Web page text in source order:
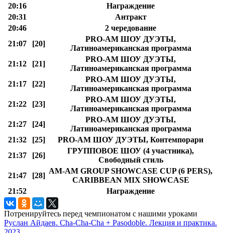
20:16
Награждение
20:31
Антракт
20:46
2 чередование
21:07
[20]
PRO-AM ШОУ ДУЭТЫ,
Латиноамериканская программа
21:12
[21]
PRO-AM ШОУ ДУЭТЫ,
Латиноамериканская программа
21:17
[22]
PRO-AM ШОУ ДУЭТЫ,
Латиноамериканская программа
21:22
[23]
PRO-AM ШОУ ДУЭТЫ,
Латиноамериканская программа
21:27
[24]
PRO-AM ШОУ ДУЭТЫ,
Латиноамериканская программа
21:32
[25]
PRO-AM ШОУ ДУЭТЫ, Контемпорари
21:37
[26]
ГРУППОВОЕ ШОУ (4 участника),
Свободный стиль
21:47
[28]
AM-AM GROUP SHOWCASE CUP (6 PERS),
CARIBBEAN MIX SHOWCASE
21:52
Награждение
Потренируйтесь перед чемпионатом с нашими уроками
Руслан Айдаев. Cha-Cha-Cha + Pasodoble. Лекция и практика.